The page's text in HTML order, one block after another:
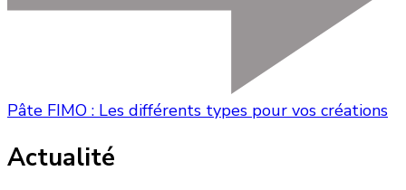
Pâte FIMO : Les différents types pour vos créations
Actualité